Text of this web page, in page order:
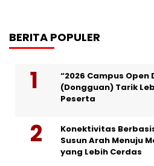
BERITA POPULER
“2026 Campus Open
(Dongguan) Tarik
Peserta
Konektivitas
Susun Arah Menuju
yang Lebih Cerdas